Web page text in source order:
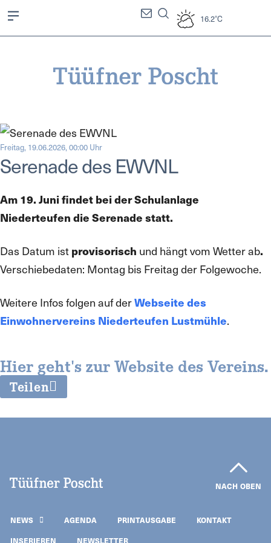
16.2°C
Freitag, 19.06.2026, 00:00 Uhr
Serenade des EWVNL
Am 19. Juni findet bei der Schulanlage
Niederteufen die Serenade statt.
Das Datum ist provisorisch und hängt vom Wetter ab.
Verschiebedaten: Montag bis Freitag der Folgewoche.
Weitere Infos folgen auf derWebseite des
Einwohnervereins Niederteufen Lustmühle.
Hier geht's zur Website des Vereins.
Teilen
NACH OBEN
NEWS AGENDA PRINTAUSGABE
KONTAKT
INSERIEREN
NEWSLETTER